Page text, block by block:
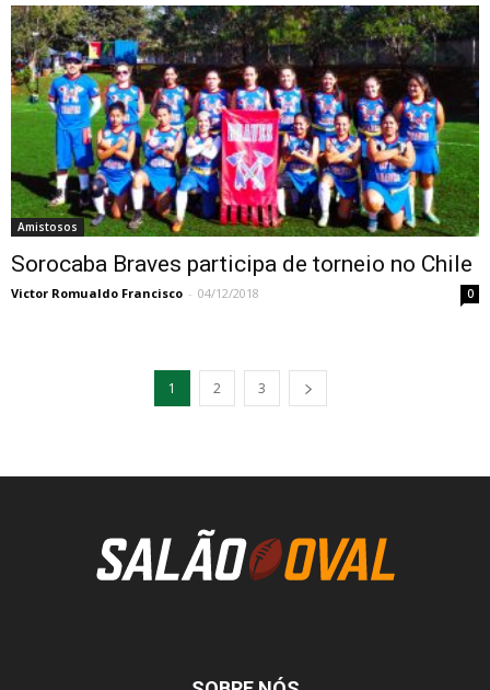
Amistosos
Sorocaba Braves participa de torneio no Chile
Victor Romualdo Francisco - 04/12/2018 0
1 2 3